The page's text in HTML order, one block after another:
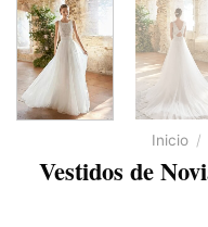
Inicio /
Vestidos de